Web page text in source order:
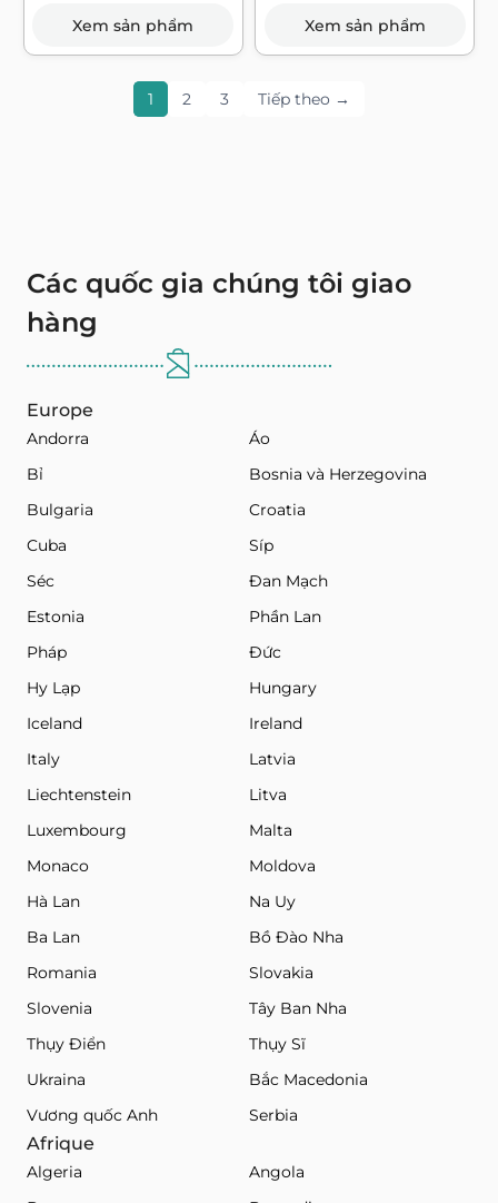
Xem sản phẩm Xem sản phẩm
1 2 3 Tiếp theo →
Các quốc gia chúng tôi giao
hàng
Europe
Andorra
Áo
Bỉ
Bosnia và Herzegovina
Bulgaria
Croatia
Cuba
Síp
Séc
Đan Mạch
Estonia
Phần Lan
Pháp
Đức
Hy Lạp
Hungary
Iceland
Ireland
Italy
Latvia
Liechtenstein
Litva
Luxembourg
Malta
Monaco
Moldova
Hà Lan
Na Uy
Ba Lan
Bồ Đào Nha
Romania
Slovakia
Slovenia
Tây Ban Nha
Thụy Điển
Thụy Sĩ
Ukraina
Bắc Macedonia
Vương quốc Anh
Serbia
Afrique
Algeria
Angola